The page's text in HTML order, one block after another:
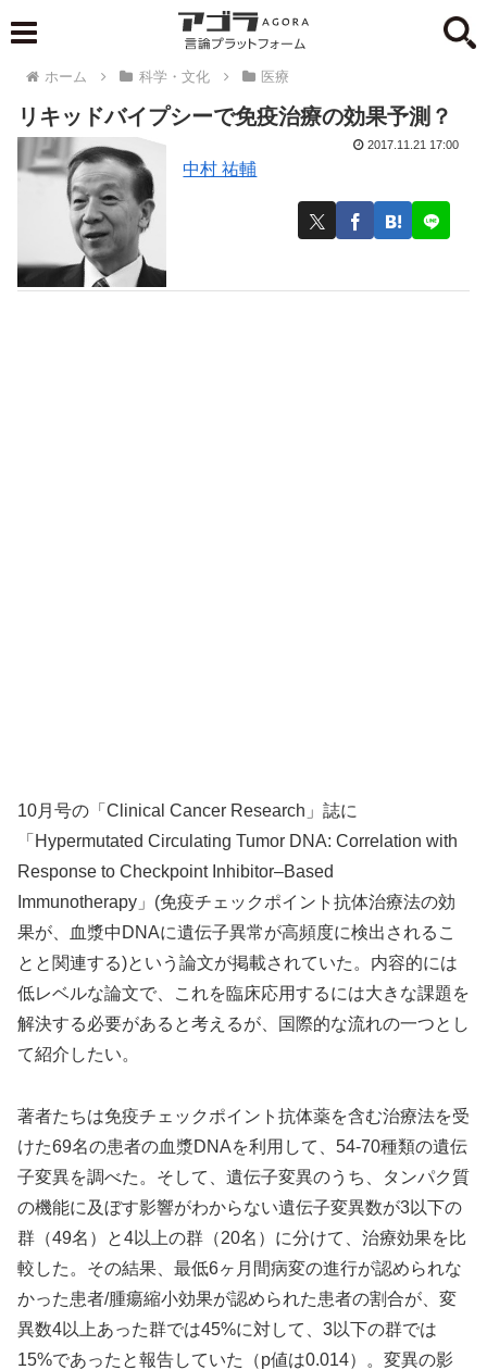
ホーム 科学・文化 医療
リキッドバイプシーで免疫治療の効果予測？
中村 祐輔
2017.11.21 17:00
10月号の「Clinical Cancer Research」誌に
「Hypermutated Circulating Tumor DNA: Correlation with
Response to Checkpoint Inhibitor–Based
Immunotherapy」(免疫チェックポイント抗体治療法の効
果が、血漿中DNAに遺伝子異常が高頻度に検出されるこ
とと関連する)という論文が掲載されていた。内容的には
低レベルな論文で、これを臨床応用するには大きな課題を
解決する必要があると考えるが、国際的な流れの一つとし
て紹介したい。
著者たちは免疫チェックポイント抗体薬を含む治療法を受
けた69名の患者の血漿DNAを利用して、54-70種類の遺伝
子変異を調べた。そして、遺伝子変異のうち、タンパク質
の機能に及ぼす影響がわからない遺伝子変異数が3以下の
群（49名）と4以上の群（20名）に分けて、治療効果を比
較した。その結果、最低6ヶ月間病変の進行が認められな
かった患者/腫瘍縮小効果が認められた患者の割合が、変
異数4以上あった群では45%に対して、3以下の群では
15%であったと報告していた（p値は0.014）。変異の影